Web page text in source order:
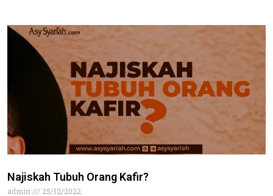
Najiskah Tubuh Orang Kafir?
admin
25/12/2022